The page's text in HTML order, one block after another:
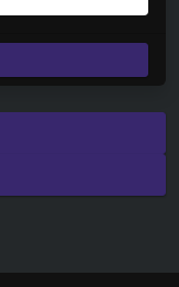
S
e